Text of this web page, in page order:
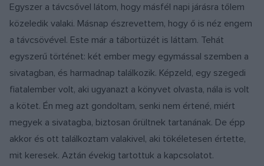
Egyszer a távcsővel látom, hogy másfél napi járásra tőlem
közeledik valaki. Másnap észrevettem, hogy ő is néz engem
a távcsövével. Este már a tábortüzét is láttam. Tehát
egyszerű történet: két ember megy egymással szemben a
sivatagban, és harmadnap találkozik. Képzeld, egy szegedi
fiatalember volt, aki ugyanazt a könyvet olvasta, nála is volt
a kötet. Én meg azt gondoltam, senki nem értené, miért
megyek a sivatagba, biztosan őrültnek tartanának. De épp
akkor és ott találkoztam valakivel, aki tökéletesen értette,
mit keresek. Aztán évekig tartottuk a kapcsolatot.